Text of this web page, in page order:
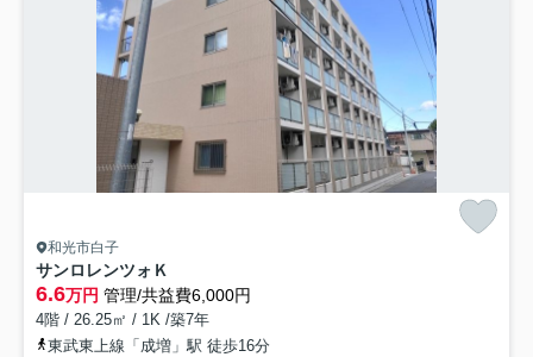
和光市白子
サンロレンツォＫ
6.6万円 管理/共益費6,000円
4階 / 26.25㎡ / 1K /築7年
東武東上線「成増」駅 徒歩16分